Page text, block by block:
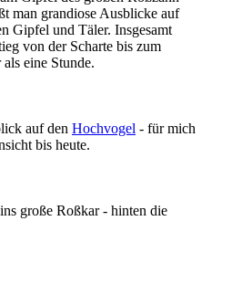
man grandiose Ausblicke auf
Gipfel und Täler. Insgesamt
von der Scharte bis zum
eine Stunde.
auf den Hochvogel - für mich
bis heute.
große Roßkar - hinten die